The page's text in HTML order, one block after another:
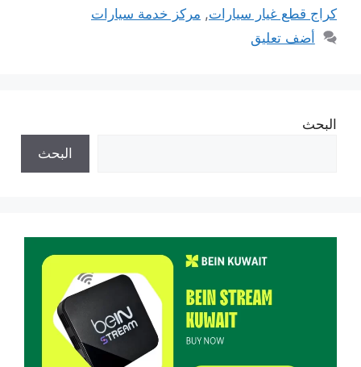
كراج قطع غيار سيارات, مركز خدمة سيارات
أضف تعليق
البحث
البحث